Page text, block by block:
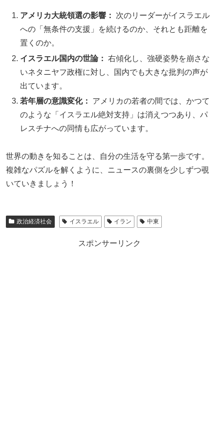
アメリカ大統領選の影響：
次のリーダーがイスラエル
への「無条件の支援」を続けるのか、それとも距離を
置くのか。
イスラエル国内の世論： 右傾化し、強硬姿勢を崩さな
いネタニヤフ政権に対し、国内でも大きな批判の声が
出ています。
若年層の意識変化：
アメリカの若者の間では、かつて
のような「イスラエル絶対支持」は消えつつあり、パ
レスチナへの同情も広がっています。
世界の動きを知ることは、自分の生活を守る第一歩です。
複雑なパズルを解くように、ニュースの裏側を少しずつ覗
いていきましょう！
政治経済社会 イスラエル イラン 中東
スポンサーリンク